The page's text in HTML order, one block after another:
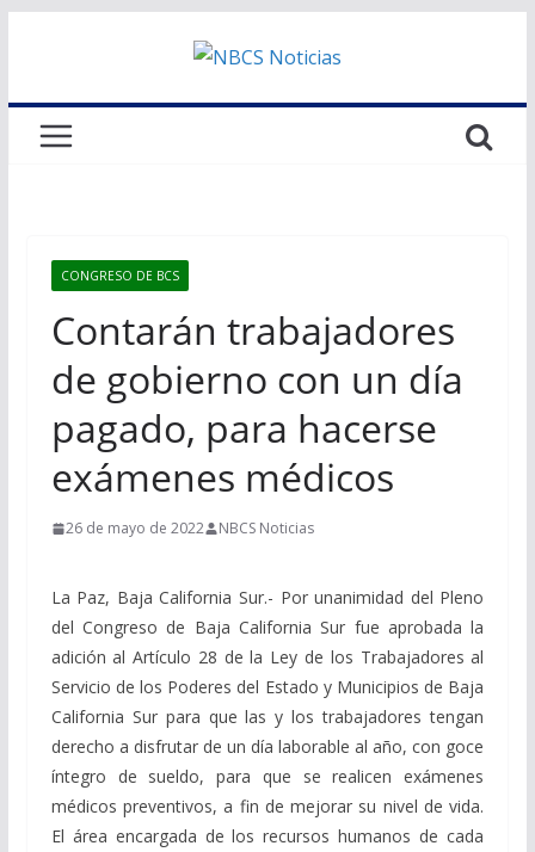
CONGRESO DE BCS
Contarán trabajadores
de gobierno con un día
pagado, para hacerse
exámenes médicos
26 de mayo de 2022 NBCS Noticias
La Paz, Baja California Sur.- Por unanimidad del Pleno
del Congreso de Baja California Sur fue aprobada la
adición al Artículo 28 de la Ley de los Trabajadores al
Servicio de los Poderes del Estado y Municipios de Baja
California Sur para que las y los trabajadores tengan
derecho a disfrutar de un día laborable al año, con goce
íntegro de sueldo, para que se realicen exámenes
médicos preventivos, a fin de mejorar su nivel de vida.
El área encargada de los recursos humanos de cada